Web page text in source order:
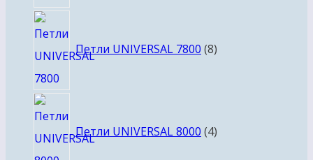
Петли UNIVERSAL 7800 8товаров
Петли UNIVERSAL 8000 4товара